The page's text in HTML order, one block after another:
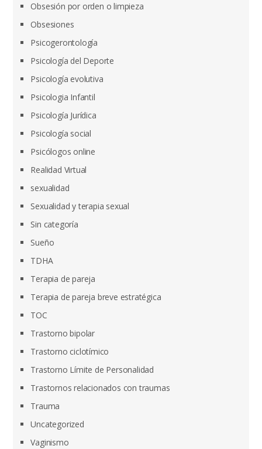
Obsesión por orden o limpieza
Obsesiones
Psicogerontología
Psicología del Deporte
Psicología evolutiva
Psicologia Infantil
Psicología Jurídica
Psicología social
Psicólogos online
Realidad Virtual
sexualidad
Sexualidad y terapia sexual
Sin categoría
Sueño
TDHA
Terapia de pareja
Terapia de pareja breve estratégica
TOC
Trastorno bipolar
Trastorno ciclotímico
Trastorno Límite de Personalidad
Trastornos relacionados con traumas
Trauma
Uncategorized
Vaginismo